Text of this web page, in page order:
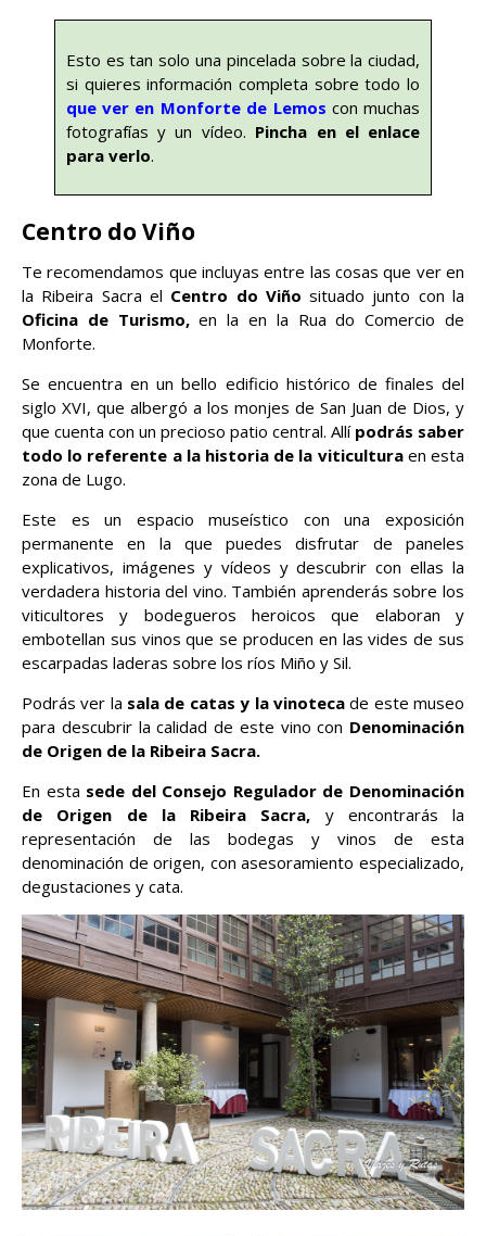
Esto es tan solo una pincelada sobre la ciudad,
si quieres información completa sobre todo lo
que ver en Monforte de Lemos con muchas
fotografías y un vídeo. Pincha en el enlace
para verlo.
Centro do Viño
Te recomendamos que incluyas entre las cosas que ver en
la Ribeira Sacra el Centro do Viño situado junto con la
Oficina de Turismo,en la en la Rua do Comercio de
Monforte.
Se encuentra en un bello edificio histórico de finales del
siglo XVI, que albergó a los monjes de San Juan de Dios, y
que cuenta con un precioso patio central. Allí podrás saber
todo lo referente a la historia de la viticultura en esta
zona de Lugo.
Este es un espacio museístico con una exposición
permanente en la que puedes disfrutar de paneles
explicativos, imágenes y vídeos y descubrir con ellas la
verdadera historia del vino. También aprenderás sobre los
viticultores y bodegueros heroicos que elaboran y
embotellan sus vinos que se producen en las vides de sus
escarpadas laderas sobre los ríos Miño y Sil.
Podrás ver la sala de catas y la vinotecade este museo
para descubrir la calidad de este vino con Denominación
de Origen de la Ribeira Sacra.
En esta sede del Consejo Regulador de Denominación
de Origen de la Ribeira Sacra, y encontrarás la
representación de las bodegas y vinos de esta
denominación de origen, con asesoramiento especializado,
degustaciones y cata.